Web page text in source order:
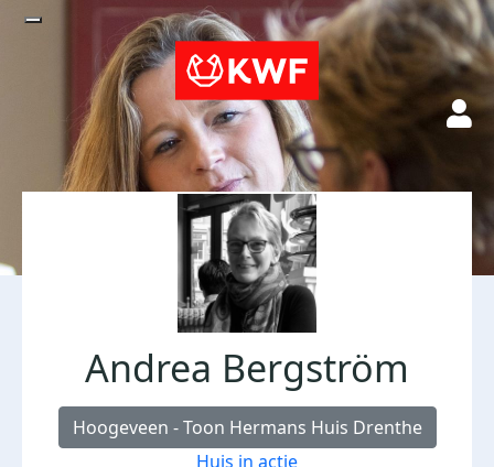
Andrea Bergström
Hoogeveen - Toon Hermans Huis Drenthe
Huis in actie